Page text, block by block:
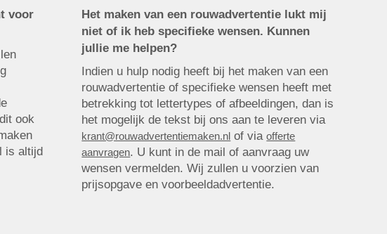
voor
ook
is altijd
Het maken van een rouwadvertentie lukt mij
niet of ik heb specifieke wensen. Kunnen
jullie me helpen?
Indien u hulp nodig heeft bij het maken van een
rouwadvertentie of specifieke wensen heeft met
betrekking tot lettertypes of afbeeldingen, dan is
het mogelijk de tekst bij ons aan te leveren via
krant@rouwadvertentiemaken.nl of viaofferte
aanvragen. U kunt in de mail of aanvraag uw
wensen vermelden. Wij zullen u voorzien van
prijsopgave en voorbeeldadvertentie.